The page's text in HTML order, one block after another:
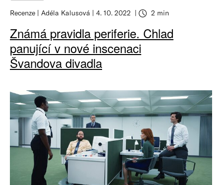
Recenze Adéla Kalusová 4. 10. 2022 2 min
Známá pravidla periferie. Chlad
panující v nové inscenaci
Švandova divadla